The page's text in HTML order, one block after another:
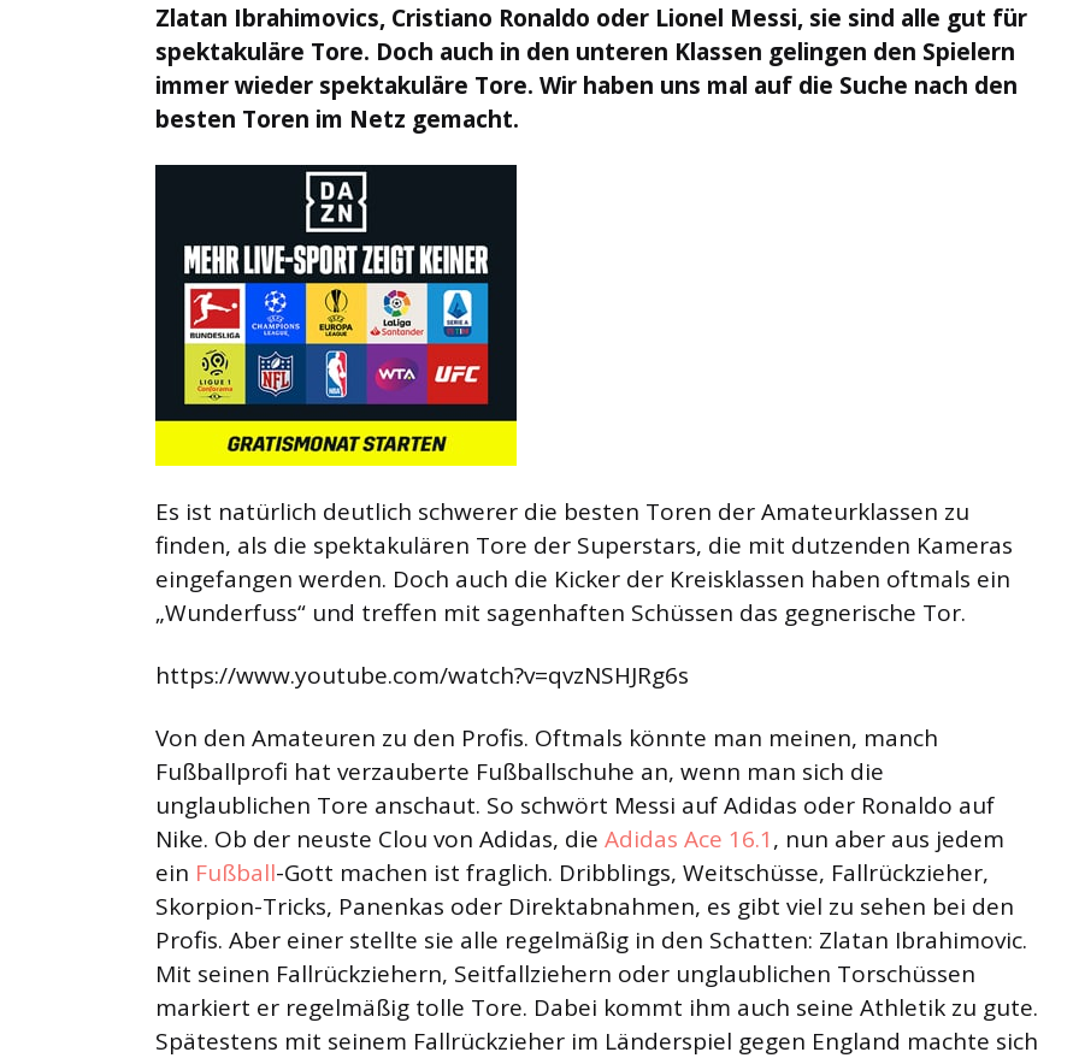
Zlatan Ibrahimovics, Cristiano Ronaldo oder Lionel Messi, sie sind alle gut für
spektakuläre Tore. Doch auch in den unteren Klassen gelingen den Spielern
immer wieder spektakuläre Tore. Wir haben uns mal auf die Suche nach den
besten Toren im Netz gemacht.
Es ist natürlich deutlich schwerer die besten Toren der Amateurklassen zu
finden, als die spektakulären Tore der Superstars, die mit dutzenden Kameras
eingefangen werden. Doch auch die Kicker der Kreisklassen haben oftmals ein
„Wunderfuss“ und treffen mit sagenhaften Schüssen das gegnerische Tor.
https://www.youtube.com/watch?v=qvzNSHJRg6s
Von den Amateuren zu den Profis. Oftmals könnte man meinen, manch
Fußballprofi hat verzauberte Fußballschuhe an, wenn man sich die
unglaublichen Tore anschaut. So schwört Messi auf Adidas oder Ronaldo auf
Nike. Ob der neuste Clou von Adidas, die Adidas Ace 16.1, nun aber aus jedem
ein Fußball-Gott machen ist fraglich. Dribblings, Weitschüsse, Fallrückzieher,
Skorpion-Tricks, Panenkas oder Direktabnahmen, es gibt viel zu sehen bei den
Profis. Aber einer stellte sie alle regelmäßig in den Schatten: Zlatan Ibrahimovic.
Mit seinen Fallrückziehern, Seitfallziehern oder unglaublichen Torschüssen
markiert er regelmäßig tolle Tore. Dabei kommt ihm auch seine Athletik zu gute.
Spätestens mit seinem Fallrückzieher im Länderspiel gegen England machte sich